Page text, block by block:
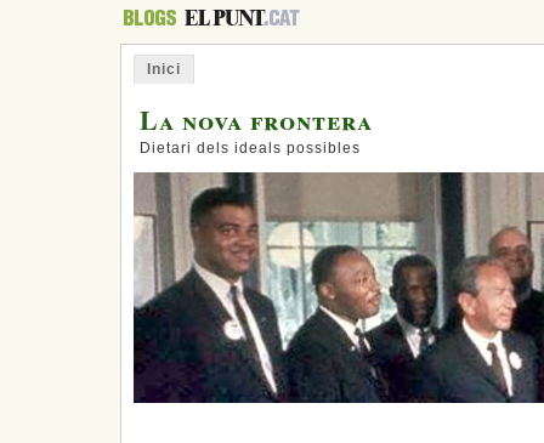
Inici
La nova frontera
Dietari dels ideals possibles